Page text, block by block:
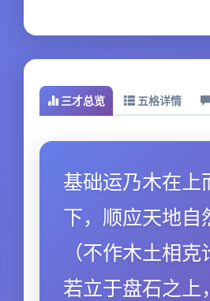
三才总览 五格详情
基础运乃木在上
下，顺应天地自
（不作木土相
若立于盘石之上